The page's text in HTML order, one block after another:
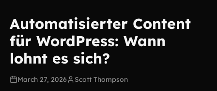
Automatisierter Content
für WordPress: Wann
lohnt es sich?
March 27, 2026 Scott Thompson